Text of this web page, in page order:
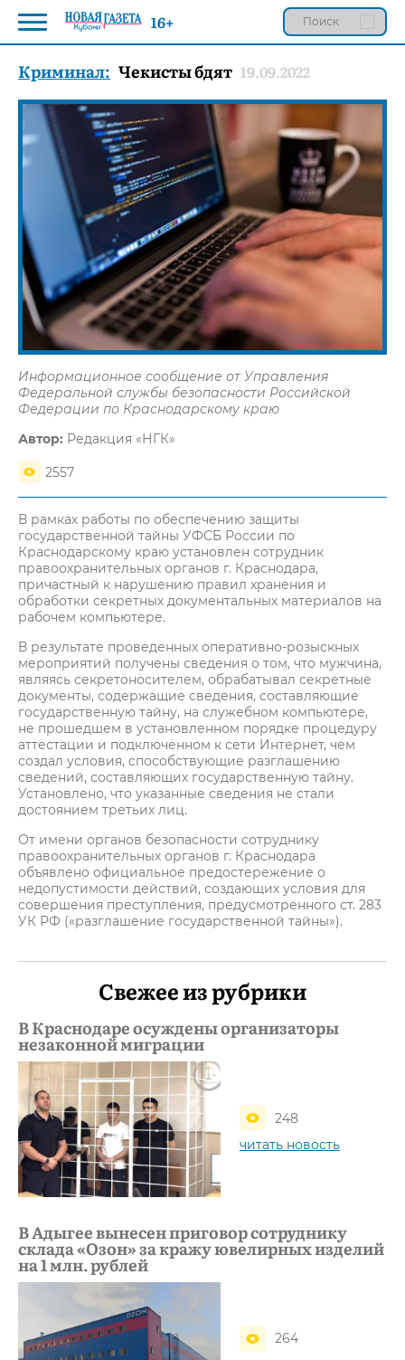
Криминал: Чекисты бдят 19.09.2022
Информационное сообщение от Управления
Федеральной службы безопасности Российской
Федерации по Краснодарскому краю
Автор: Редакция «НГК»
2557
В рамках работы по обеспечению защиты
государственной тайны УФСБ России по
Краснодарскому краю установлен сотрудник
правоохранительных органов г. Краснодара,
причастный к нарушению правил хранения и
обработки секретных документальных материалов на
рабочем компьютере.
В результате проведенных оперативно-розыскных
мероприятий получены сведения о том, что мужчина,
являясь секретоносителем, обрабатывал секретные
документы, содержащие сведения, составляющие
государственную тайну, на служебном компьютере,
не прошедшем в установленном порядке процедуру
аттестации и подключённом к сети Интернет, чем
создал условия, способствующие разглашению
сведений, составляющих государственную тайну.
Установлено, что указанные сведения не стали
достоянием третьих лиц.
От имени органов безопасности сотруднику
правоохранительных органов г. Краснодара
объявлено официальное предостережение о
недопустимости действий, создающих условия для
совершения преступления, предусмотренного ст. 283
УК РФ («разглашение государственной тайны»).
Свежее из рубрики
В Краснодаре осуждены организаторы
незаконной миграции
248
читать новость
В Адыгее вынесен приговор сотруднику
склада «Озон» за кражу ювелирных изделий
на 1 млн. рублей
264
16+